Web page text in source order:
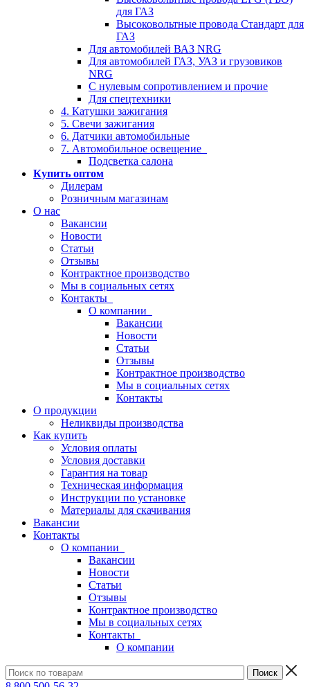
для ГАЗ
Высоковольтные провода Стандарт для
ГАЗ
Для автомобилей ВАЗ NRG
Для автомобилей ГАЗ, УАЗ и грузовиков
NRG
С нулевым сопротивлением и прочие
Для спецтехники
4. Катушки зажигания
5. Свечи зажигания
6. Датчики автомобильные
7. Автомобильное освещение
Подсветка салона
Купить оптом
Дилерам
Розничным магазинам
О нас
Вакансии
Новости
Статьи
Отзывы
Контрактное производство
Мы в социальных сетях
Контакты
О компании
Вакансии
Новости
Статьи
Отзывы
Контрактное производство
Мы в социальных сетях
Контакты
О продукции
Неликвиды производства
Как купить
Условия оплаты
Условия доставки
Гарантия на товар
Техническая информация
Инструкции по установке
Материалы для скачивания
Вакансии
Контакты
О компании
Вакансии
Новости
Статьи
Отзывы
Контрактное производство
Мы в социальных сетях
Контакты
О компании